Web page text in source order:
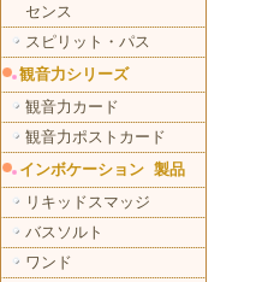
センス
スピリット・パス
観音力シリーズ
観音力カード
観音力ポストカード
インボケーション 製品
リキッドスマッジ
バスソルト
ワンド